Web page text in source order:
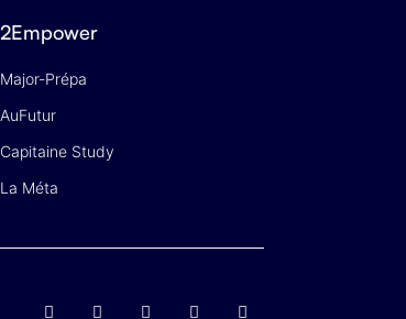
2Empower
Major-Prépa
AuFutur
Capitaine Study
La Méta